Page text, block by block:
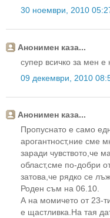
30 ноември, 2010
Анонимен каза...
супер всичко за мен
09 декември, 2010
Анонимен каза...
Пропуснато е само
арогантност,ние сме
заради чувството,че
област,сме по-добри
затова,че рядко се
Роден съм на 06.10.
А на момичето от 23-
е щастливка.На тая